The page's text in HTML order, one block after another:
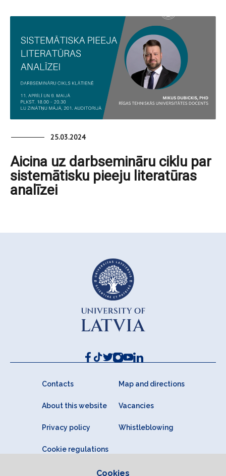
25.03.2024
Aicina uz darbsemināru ciklu par
sistemātisku pieeju literatūras
analīzei
Contacts Map and directions
About this website Vacancies
Privacy policy Whistleblowing
Cookie regulations
Cookies